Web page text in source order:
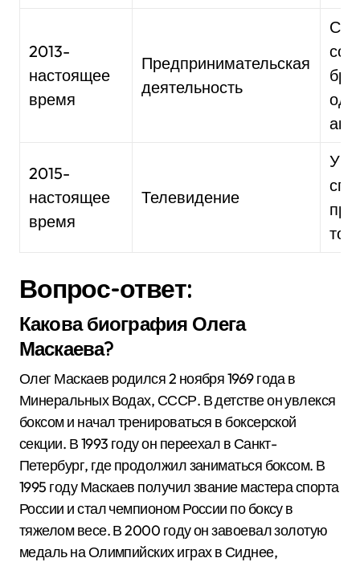
2013-
настоящее
время
Предпринимательская
деятельность
2015-
настоящее
время
Телевидение
Вопрос-ответ:
Какова биография Олега
Маскаева?
Олег Маскаев родился 2 ноября 1969 года в
Минеральных Водах, СССР. В детстве он увлекся
боксом и начал тренироваться в боксерской
секции. В 1993 году он переехал в Санкт-
Петербург, где продолжил заниматься боксом. В
1995 году Маскаев получил звание мастера спорта
России и стал чемпионом России по боксу в
тяжелом весе. В 2000 году он завоевал золотую
медаль на Олимпийских играх в Сиднее,